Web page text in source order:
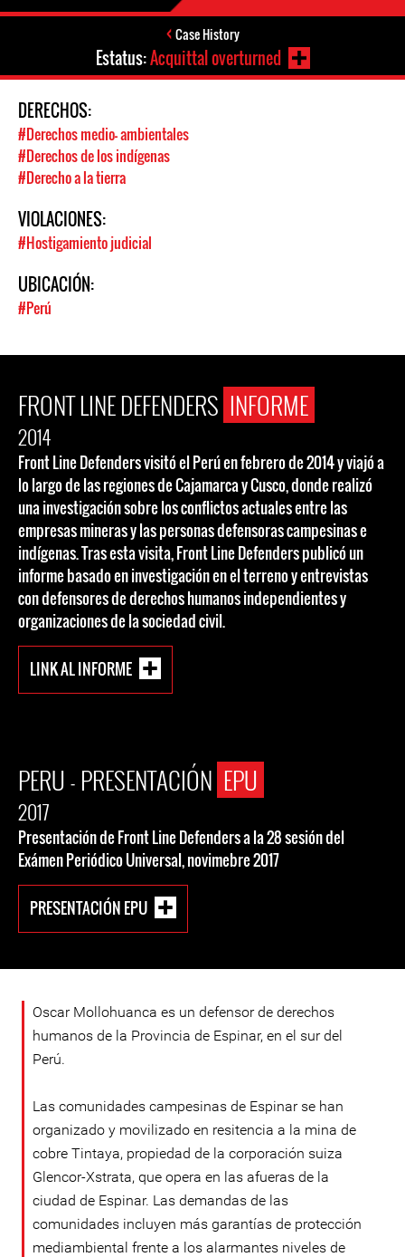
Case History
Estatus:Acquittal overturned
DERECHOS:
#Derechos medio- ambientales
#Derechos de los indígenas
#Derecho a la tierra
VIOLACIONES:
#Hostigamiento judicial
UBICACIÓN:
#Perú
FRONT LINE DEFENDERS INFORME
2014
Front Line Defenders visitó el Perú en febrero de 2014 y viajó a
lo largo de las regiones de Cajamarca y Cusco, donde realizó
una investigación sobre los conflictos actuales entre las
empresas mineras y las personas defensoras campesinas e
indígenas. Tras esta visita, Front Line Defenders publicó un
informe basado en investigación en el terreno y entrevistas
con defensores de derechos humanos independientes y
organizaciones de la sociedad civil.
LINK AL INFORME
PERU - PRESENTACIÓN EPU
2017
Presentación de Front Line Defenders a la 28 sesión del
Exámen Periódico Universal, novimebre 2017
PRESENTACIÓN EPU
Oscar Mollohuanca es un defensor de derechos
humanos de la Provincia de Espinar, en el sur del
Perú.
Las comunidades campesinas de Espinar se han
organizado y movilizado en resitencia a la mina de
cobre Tintaya, propiedad de la corporación suiza
Glencor-Xstrata, que opera en las afueras de la
ciudad de Espinar. Las demandas de las
comunidades incluyen más garantías de protección
mediambiental frente a los alarmantes niveles de